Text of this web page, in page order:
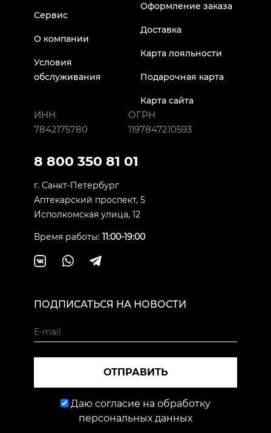
Сервис
О компании
Условия
обслуживания
Оформление заказа
Доставка
Карта лояльности
Подарочная карта
Карта сайта
ИНН
7842175780
ОГРН
1197847210593
8 800 350 81 01
г. Санкт-Петербург
Аптекарский проспект, 5
Исполкомская улица, 12
Время работы: 11:00-19:00
ПОДПИСАТЬСЯ НА НОВОСТИ
ОТПРАВИТЬ
Даю согласие на обработку
персональных данных